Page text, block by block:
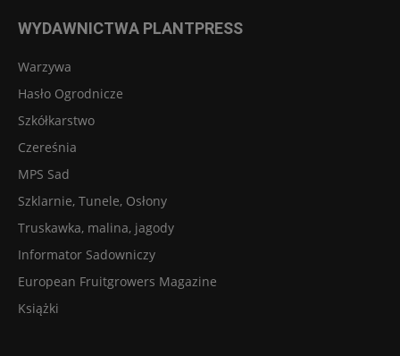
WYDAWNICTWA PLANTPRESS
Warzywa
Hasło Ogrodnicze
Szkółkarstwo
Czereśnia
MPS Sad
Szklarnie, Tunele, Osłony
Truskawka, malina, jagody
Informator Sadowniczy
European Fruitgrowers Magazine
Książki